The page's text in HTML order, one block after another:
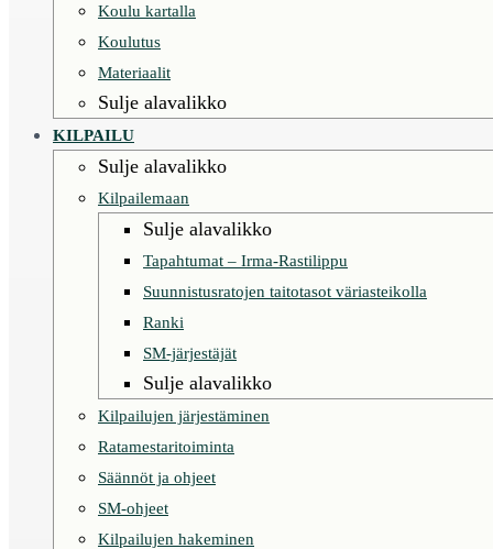
Koulu kartalla
Koulutus
Materiaalit
Sulje alavalikko
KILPAILU
Sulje alavalikko
Kilpailemaan
Sulje alavalikko
Tapahtumat – Irma-Rastilippu
Suunnistusratojen taitotasot väriasteikolla
Ranki
SM-järjestäjät
Sulje alavalikko
Kilpailujen järjestäminen
Ratamestaritoiminta
Säännöt ja ohjeet
SM-ohjeet
Kilpailujen hakeminen